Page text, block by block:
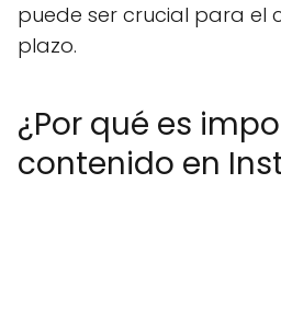
puede ser crucial para el
plazo.
¿Por qué es
contenido en